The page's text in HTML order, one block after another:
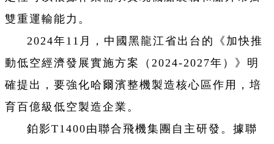
雙重運輸能力。
2024年11月，中國黑龍江省出台的《加快推
動低空經濟發展實施方案（2024-2027年）》明
確提出，要強化哈爾濱整機製造核心區作用，培
育百億級低空製造企業。
鉑影T1400由聯合飛機集團自主研發。據聯